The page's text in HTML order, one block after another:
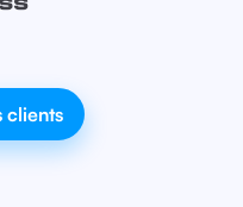
clients